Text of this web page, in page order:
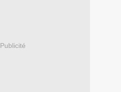
Publicité